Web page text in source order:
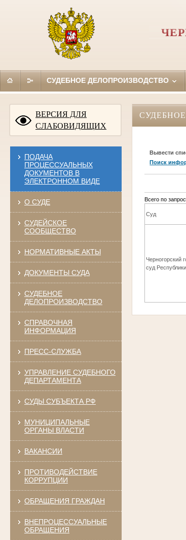
СУДЕБНОЕ ДЕЛОПРОИЗВОДСТВО
ВЕРСИЯ ДЛЯ
СЛАБОВИДЯЩИХ
ПОДАЧА
ПРОЦЕССУАЛЬНЫХ
ДОКУМЕНТОВ В
ЭЛЕКТРОННОМ ВИДЕ
О СУДЕ
СУДЕЙСКОЕ
СООБЩЕСТВО
НОРМАТИВНЫЕ АКТЫ
ДОКУМЕНТЫ СУДА
СУДЕБНОЕ
ДЕЛОПРОИЗВОДСТВО
СПРАВОЧНАЯ
ИНФОРМАЦИЯ
ПРЕСС-СЛУЖБА
УПРАВЛЕНИЕ СУДЕБНОГО
ДЕПАРТАМЕНТА
СУДЫ СУБЪЕКТА РФ
МУНИЦИПАЛЬНЫЕ
ОРГАНЫ ВЛАСТИ
ВАКАНСИИ
ПРОТИВОДЕЙСТВИЕ
КОРРУПЦИИ
ОБРАЩЕНИЯ ГРАЖДАН
ВНЕПРОЦЕССУАЛЬНЫЕ
ОБРАЩЕНИЯ
Вывести
Поиск
Всего по
Суд
Черногорский
суд